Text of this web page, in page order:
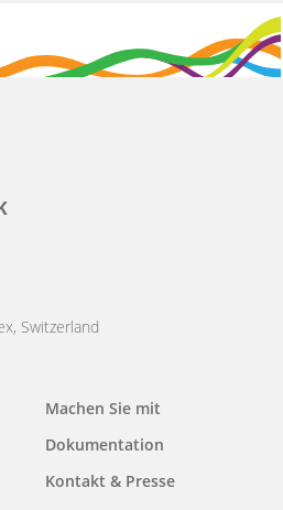
Switzerland
Machen Sie mit
Dokumentation
Kontakt & Presse